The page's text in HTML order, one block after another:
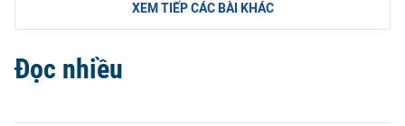
XEM TIẾP CÁC BÀI KHÁC
Đọc nhiều